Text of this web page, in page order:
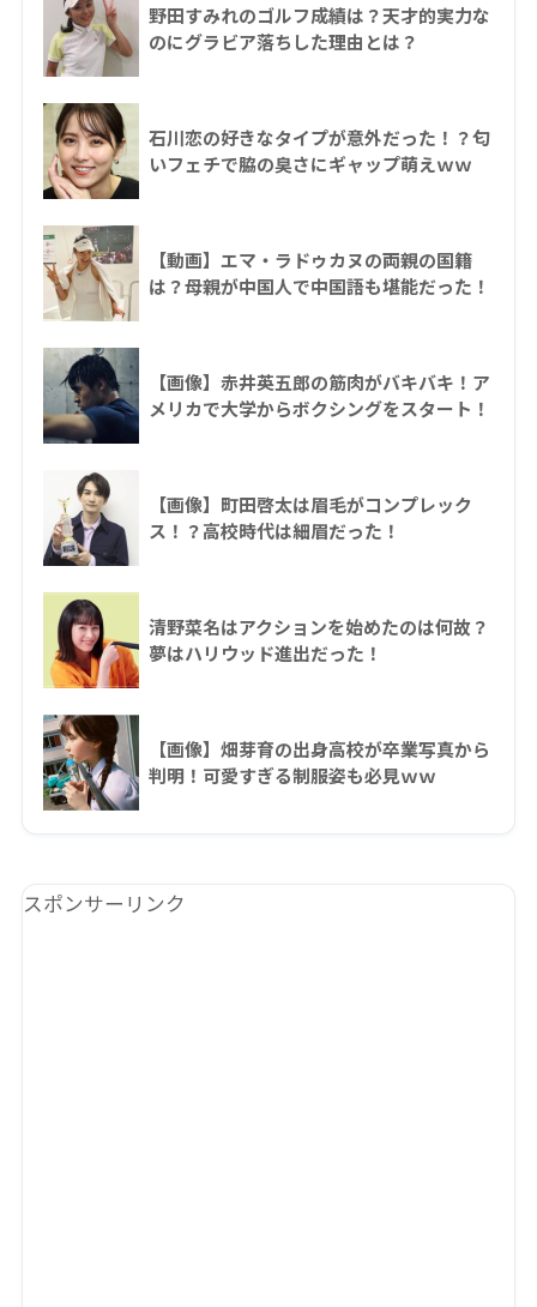
野田すみれのゴルフ成績は？天才的実力な
のにグラビア落ちした理由とは？
石川恋の好きなタイプが意外だった！？匂
いフェチで脇の臭さにギャップ萌えｗｗ
【動画】エマ・ラドゥカヌの両親の国籍
は？母親が中国人で中国語も堪能だった！
【画像】赤井英五郎の筋肉がバキバキ！ア
メリカで大学からボクシングをスタート！
【画像】町田啓太は眉毛がコンプレック
ス！？高校時代は細眉だった！
清野菜名はアクションを始めたのは何故？
夢はハリウッド進出だった！
【画像】畑芽育の出身高校が卒業写真から
判明！可愛すぎる制服姿も必見ｗｗ
スポンサーリンク